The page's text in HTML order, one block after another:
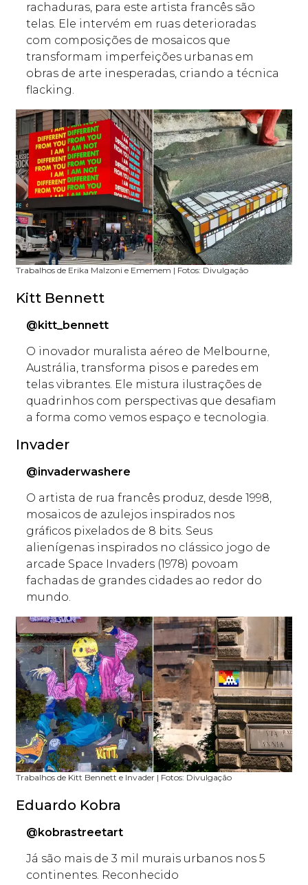
rachaduras, para este artista francês são
telas. Ele intervém em ruas deterioradas
com composições de mosaicos que
transformam imperfeições urbanas em
obras de arte inesperadas, criando a técnica
flacking.
Trabalhos de Erika Malzoni e Ememem | Fotos: Divulgação
Kitt Bennett
@kitt_bennett
O inovador muralista aéreo de Melbourne,
Austrália, transforma pisos e paredes em
telas vibrantes. Ele mistura ilustrações de
quadrinhos com perspectivas que desafiam
a forma como vemos espaço e tecnologia.
Invader
@invaderwashere
O artista de rua francês produz, desde 1998,
mosaicos de azulejos inspirados nos
gráficos pixelados de 8 bits. Seus
alienígenas inspirados no clássico jogo de
arcade Space Invaders (1978) povoam
fachadas de grandes cidades ao redor do
mundo.
Trabalhos de Kitt Bennett e Invader | Fotos: Divulgação
Eduardo Kobra
@kobrastreetart
Já são mais de 3 mil murais urbanos nos 5
continentes. Reconhecido